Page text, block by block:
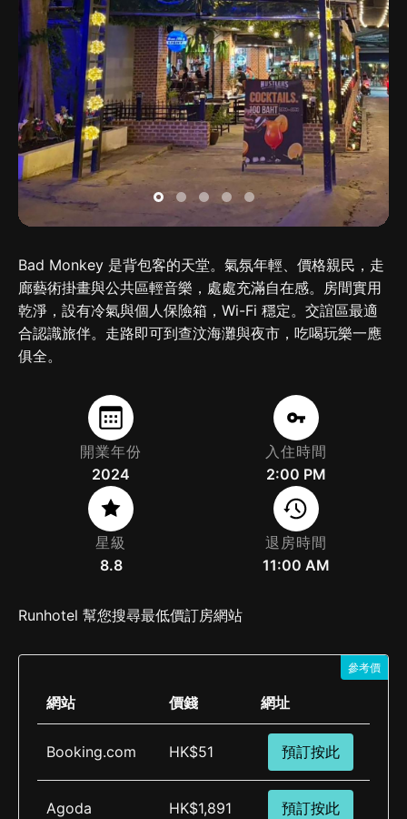
Bad Monkey 是背包客的天堂。氣氛年輕、價格親民，走
廊藝術掛畫與公共區輕音樂，處處充滿自在感。房間實用
乾淨，設有冷氣與個人保險箱，Wi-Fi 穩定。交誼區最適
合認識旅伴。走路即可到查汶海灘與夜市，吃喝玩樂一應
俱全。
開業年份
2024
星級
8.8
入住時間
2:00 PM
退房時間
11:00 AM
Runhotel 幫您搜尋最低價訂房網站
參考價
網站 價錢 網址
Booking.com HK$51 預訂按此
Agoda HK$1,891 預訂按此